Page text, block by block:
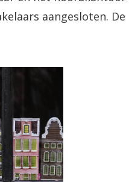
aangesloten. De